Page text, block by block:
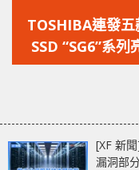
一
篇
文
TOSHIBA連發五
SSD “SG6”系
[XF 新
漏洞部